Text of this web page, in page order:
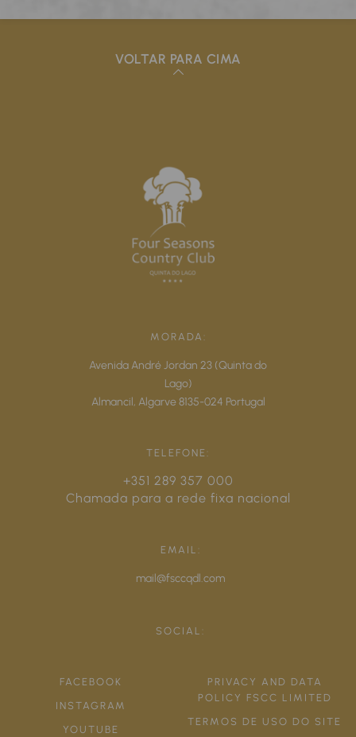
VOLTAR PARA CIMA
MORADA:
Avenida André Jordan 23 (Quinta do
Lago)
Almancil, Algarve8135-024 Portugal
TELEFONE:
+351 289 357 000
Chamada para a rede fixa nacional
EMAIL:
mail@fsccqdl.com
SOCIAL:
FACEBOOK
INSTAGRAM
YOUTUBE
PRIVACY AND DATA
POLICY FSCC LIMITED
TERMOS DE USO DO SITE